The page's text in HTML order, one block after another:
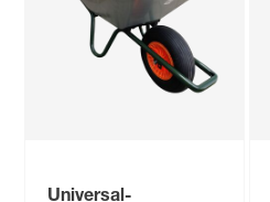
Universal-